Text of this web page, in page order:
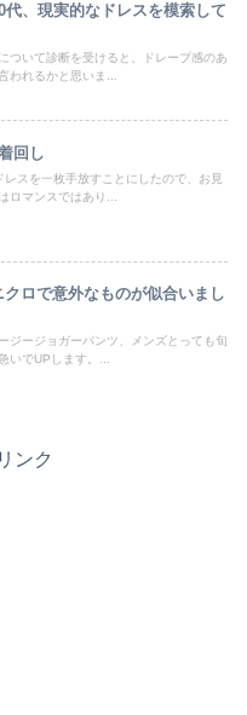
代、現実的なドレスを模索して
ついて診断を受けると、ドレープ感のあ
われるかと思いま...
回し
スを一枚手放すことにしたので、お見
ロマンスではあり...
ロで意外なものが似合いまし
ジージョガーパンツ、メンズとっても旬
いでUPします。...
ンク